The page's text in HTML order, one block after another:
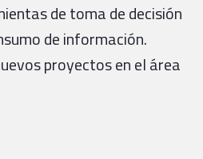
de toma de decisión
de información.
proyectos en el área